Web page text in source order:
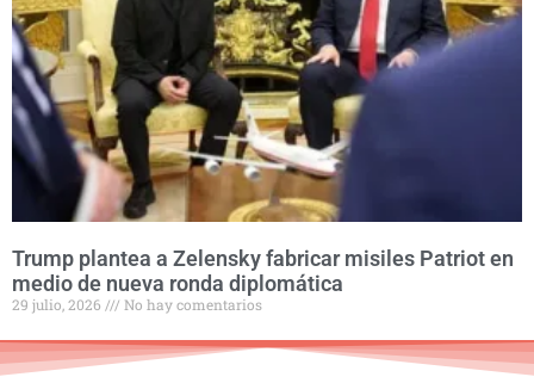
Trump plantea a Zelensky fabricar misiles Patriot en
medio de nueva ronda diplomática
29 julio, 2026 No hay comentarios